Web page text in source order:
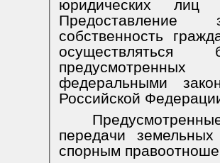
юридических лиц
собственность
федеральными
Российской
передачи
спорным